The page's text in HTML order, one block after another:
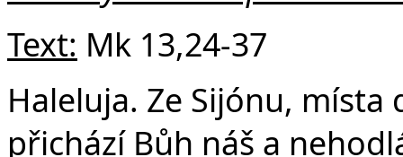
Text: Mk 13,24-37
Haleluja. Ze Sijónu, místa
přichází Bůh náš a